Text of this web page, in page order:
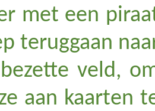
met een
teruggaan
veld,
aan kaarten